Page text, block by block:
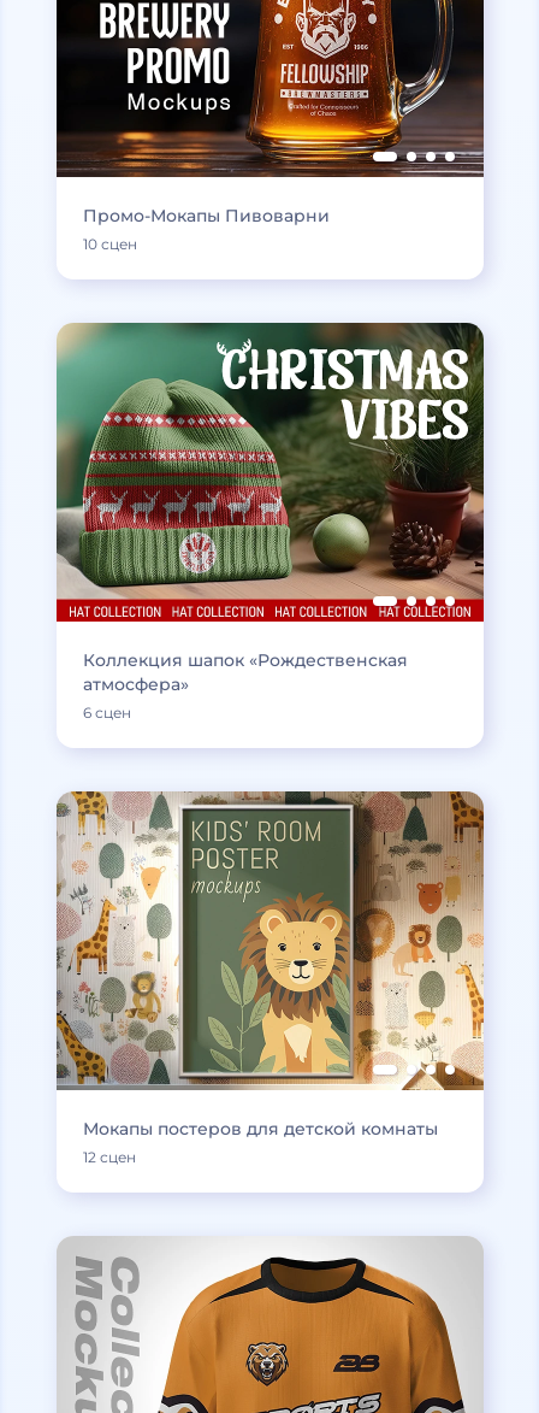
Промо-Мокапы Пивоварни
10 сцен
Коллекция шапок «Рождественская
атмосфера»
6 сцен
Мокапы постеров для детской комнаты
12 сцен